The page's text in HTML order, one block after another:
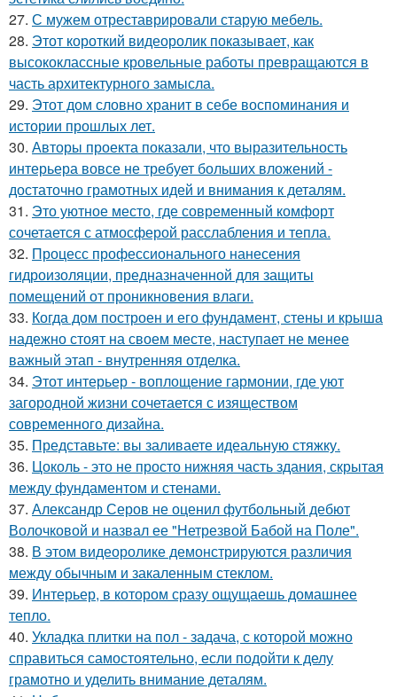
27. С мужем отреставрировали старую мебель.
28. Этот короткий видеоролик показывает, как
высококлассные кровельные работы превращаются в
часть архитектурного замысла.
29. Этот дом словно хранит в себе воспоминания и
истории прошлых лет.
30. Авторы проекта показали, что выразительность
интерьера вовсе не требует больших вложений -
достаточно грамотных идей и внимания к деталям.
31. Это уютное место, где современный комфорт
сочетается с атмосферой расслабления и тепла.
32. Процесс профессионального нанесения
гидроизоляции, предназначенной для защиты
помещений от проникновения влаги.
33. Когда дом построен и его фундамент, стены и крыша
надежно стоят на своем месте, наступает не менее
важный этап - внутренняя отделка.
34. Этот интерьер - воплощение гармонии, где уют
загородной жизни сочетается с изяществом
современного дизайна.
35. Представьте: вы заливаете идеальную стяжку.
36. Цоколь - это не просто нижняя часть здания, скрытая
между фундаментом и стенами.
37. Александр Серов не оценил футбольный дебют
Волочковой и назвал ее "Нетрезвой Бабой на Поле".
38. В этом видеоролике демонстрируются различия
между обычным и закаленным стеклом.
39. Интерьер, в котором сразу ощущаешь домашнее
тепло.
40. Укладка плитки на пол - задача, с которой можно
справиться самостоятельно, если подойти к делу
грамотно и уделить внимание деталям.